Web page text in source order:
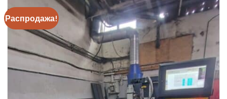
Распродажа!